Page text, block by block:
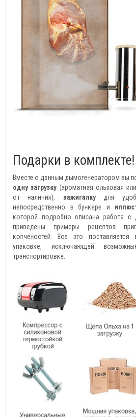
Подарки в комплекте!
Вместе с данным дымогенератором вы
одну загрузку(ароматная ольховая
от наличия), зажигалкудля
непосредственно в бункере и
которой подробно описана работа с
приведены примеры рецептов
копченостей. Все это
упаковке, исключающей
транспортировке.